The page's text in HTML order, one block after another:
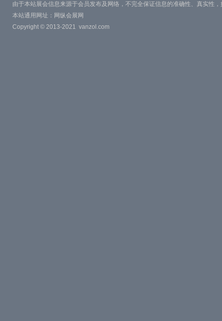
由于本站展会信息来源于会员发布及网络，不完全保证信息的准确性、真实性
本站通用网址： 网纵会展网
Copyright © 2013-2021 vanzol.com